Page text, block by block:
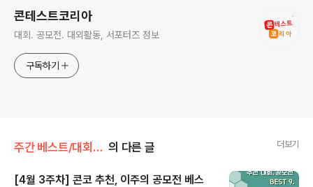
콘테스트코리아
대회. 공모전. 대외활동, 서포터즈 정보
구독하기
주간 베스트/대회 • 공모전 의 다른 글 더보기
[4월 3주차] 콘코 추천, 이주의 공모전 베스